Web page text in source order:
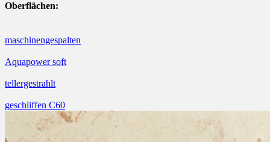
Oberflächen:
maschinengespalten
Aquapower soft
tellergestrahlt
geschliffen C60